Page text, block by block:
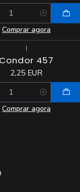
Comprar agora
|
Condor 457
2,25 EUR
Comprar agora